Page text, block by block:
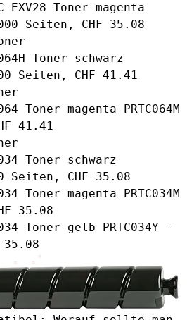
EXV28 Toner magenta
Seiten, CHF 35.08
Toner schwarz
Seiten, CHF 41.41
Toner magenta PRTC064M
41.41
Toner schwarz
Seiten, CHF 35.08
Toner magenta PRTC034M
35.08
Toner gelb PRTC034Y -